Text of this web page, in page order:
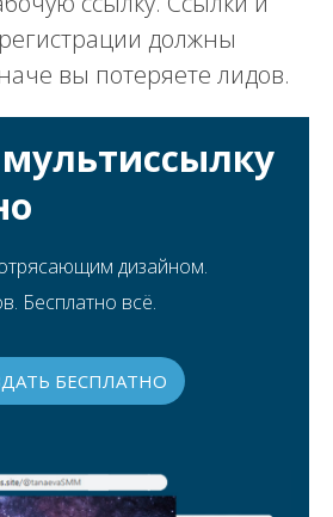
должны
вы потеряете лидов.
дизайном.
Бесплатно всё.
БЕСПЛАТНО